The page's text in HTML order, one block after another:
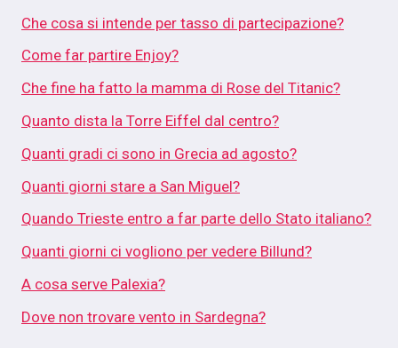
Che cosa si intende per tasso di partecipazione?
Come far partire Enjoy?
Che fine ha fatto la mamma di Rose del Titanic?
Quanto dista la Torre Eiffel dal centro?
Quanti gradi ci sono in Grecia ad agosto?
Quanti giorni stare a San Miguel?
Quando Trieste entro a far parte dello Stato italiano?
Quanti giorni ci vogliono per vedere Billund?
A cosa serve Palexia?
Dove non trovare vento in Sardegna?